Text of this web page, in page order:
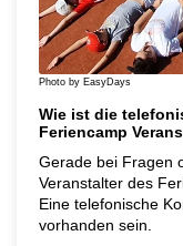
Photo by EasyDays
Wie ist die
Feriencamp
Gerade bei Fragen
Veranstalter des
Eine telefonische
vorhanden sein.